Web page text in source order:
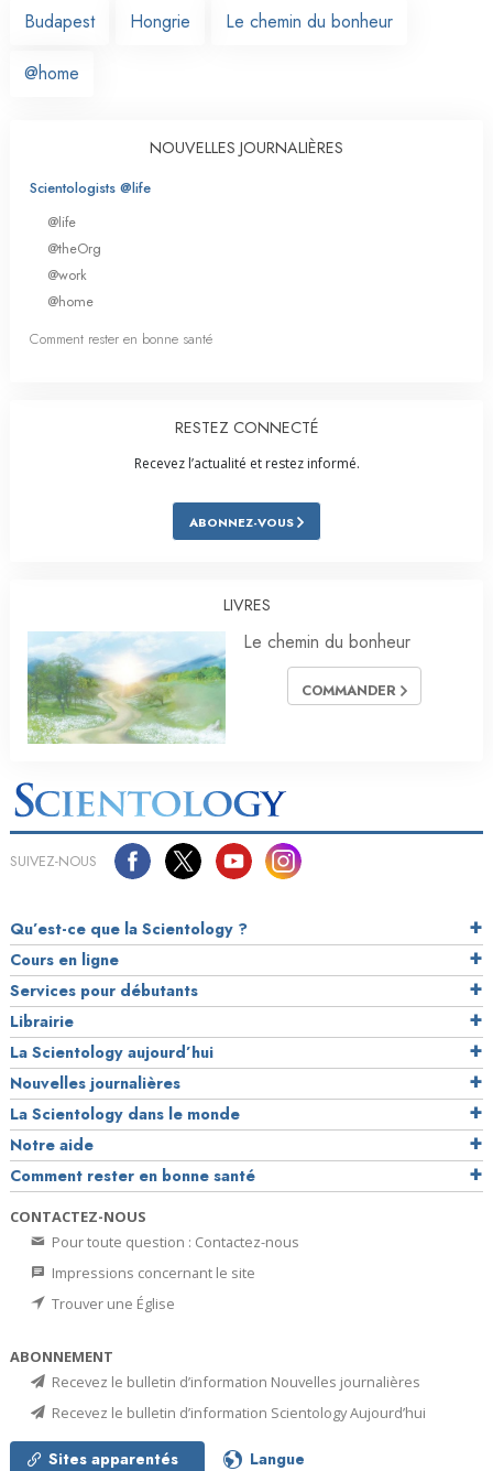
Budapest
Hongrie Le chemin du bonheur
@home
NOUVELLES JOURNALIÈRES
Scientologists @life
@life
@theOrg
@work
@home
Comment rester en bonne santé
RESTEZ CONNECTÉ
Recevez l’actualité et restez informé.
ABONNEZ-VOUS
LIVRES
Le chemin du bonheur
COMMANDER
SUIVEZ-NOUS
Qu’est-ce que la Scientology ?
Cours en ligne
Services pour débutants
Librairie
La Scientology aujourd’hui
Nouvelles journalières
La Scientology dans le monde
Notre aide
Comment rester en bonne santé
CONTACTEZ-NOUS
Pour toute question : Contactez-nous
Impressions concernant le site
Trouver une Église
ABONNEMENT
Recevez le bulletin d’information Nouvelles journalières
Recevez le bulletin d’information Scientology Aujourd’hui
Sites apparentés Langue